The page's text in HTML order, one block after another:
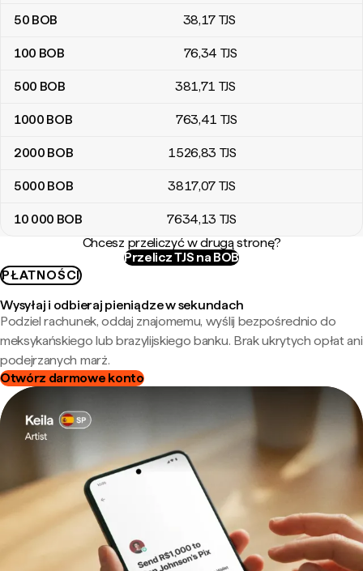
50 BOB 38,17 TJS
100 BOB 76,34 TJS
500 BOB 381,71 TJS
1000 BOB 763,41 TJS
2000 BOB 1526,83 TJS
5000 BOB 3817,07 TJS
10 000 BOB 7634,13 TJS
Chcesz przeliczyć w drugą stronę?
Przelicz TJS na BOB
PŁATNOŚCI
Wysyłaj i odbieraj pieniądze w sekundach
Podziel rachunek, oddaj znajomemu, wyślij bezpośrednio do
meksykańskiego lub brazylijskiego banku. Brak ukrytych opłat ani
podejrzanych marż.
Otwórz darmowe konto